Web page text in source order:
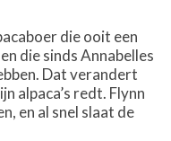
die ooit een
die sinds Annabelles
Dat verandert
alpaca’s redt. Flynn
en al snel slaat de